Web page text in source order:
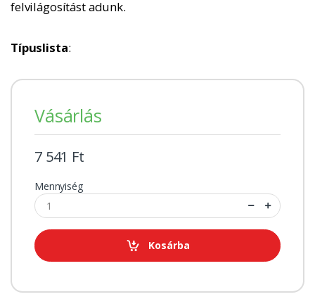
felvilágosítást adunk.
Típuslista:
Vásárlás
7 541 Ft
Mennyiség
Kosárba